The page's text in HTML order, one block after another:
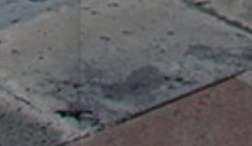
Dónde alojarse en la
En una casa rural en plena
cuidados: La Palma dispone a lo
perfecta para recargar las pilas tras